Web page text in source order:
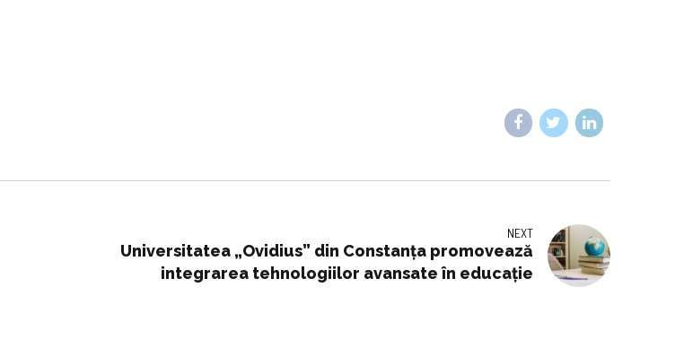
NEXT
Universitatea „Ovidius” din Constanța promovează
integrarea tehnologiilor avansate în educație